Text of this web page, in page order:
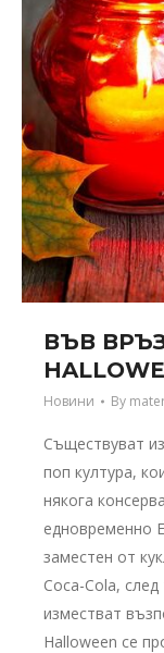
ВЪВ
Новини By
Съществуват
поп култура,
някога
едновременно
заместен от
Coca-Colа,
изместват
Halloween се